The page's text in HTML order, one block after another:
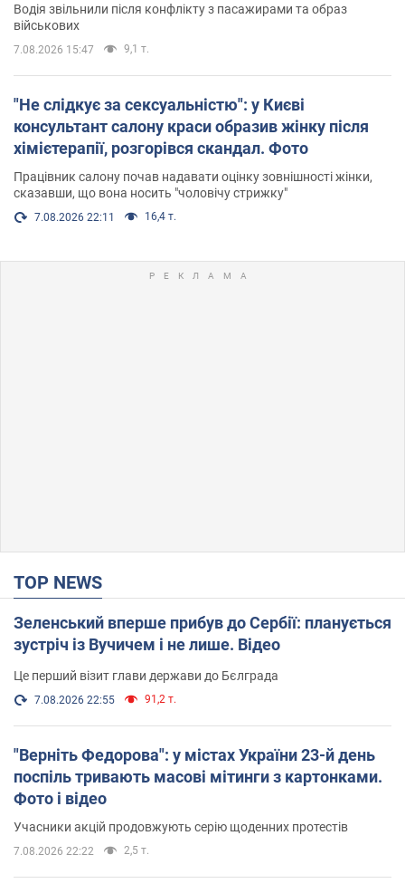
Водія звільнили після конфлікту з пасажирами та образ
військових
7.08.2026 15:47 9,1 т.
"Не слідкує за сексуальністю": у Києві
консультант салону краси образив жінку після
хімієтерапії, розгорівся скандал. Фото
Працівник салону почав надавати оцінку зовнішності жінки,
сказавши, що вона носить "чоловічу стрижку"
7.08.2026 22:11 16,4 т.
TOP NEWS
Зеленський вперше прибув до Сербії: планується
зустріч із Вучичем і не лише. Відео
Це перший візит глави держави до Бєлграда
7.08.2026 22:55 91,2 т.
"Верніть Федорова": у містах України 23-й день
поспіль тривають масові мітинги з картонками.
Фото і відео
Учасники акцій продовжують серію щоденних протестів
7.08.2026 22:22 2,5 т.